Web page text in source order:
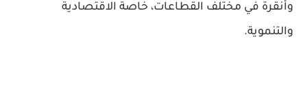
وأنقرة في مختلف القطاعات، خاصة الاقتصادية
والتنموية.